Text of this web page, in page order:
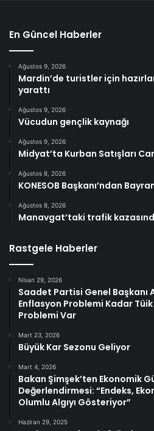
En Güncel Haberler
Ağustos 9, 2026
Mardin’de turistler için
yarattı
Ağustos 9, 2026
Vücudun gençlik kaynağı
Ağustos 9, 2026
Midyat’ta Kurban Satışları
Ağustos 8, 2026
KONESOB Başkanı’ndan
Ağustos 8, 2026
Manavgat’taki trafik
Rastgele Haberler
Nisan 29, 2026
Saadet Partisi Genel Başkanı
Enflasyon Problemi Kadar
Problemi Var
Mart 23, 2026
Büyük Kar Sezonu Geliyor
Mart 4, 2026
Bakan Şimşek’ten Ekonomik
Değerlendirmesi: “Endeks,
Olumlu Algıyı Gösteriyor”
Haziran 29, 2025